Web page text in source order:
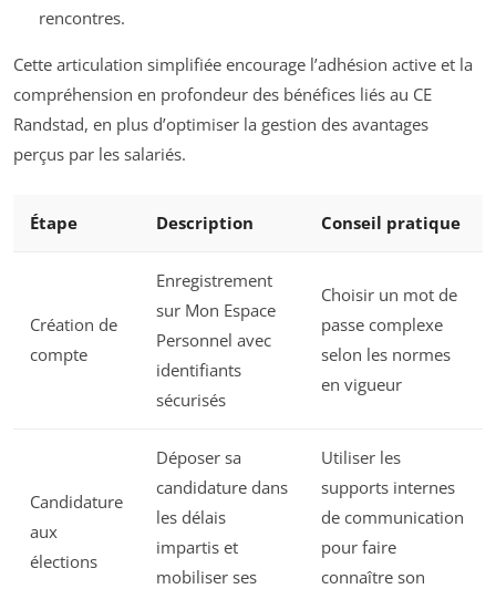
rencontres.
Cette articulation simplifiée encourage l’adhésion active et la
compréhension en profondeur des bénéfices liés au CE
Randstad, en plus d’optimiser la gestion des avantages
perçus par les salariés.
Étape Description Conseil pratique
Création de
compte
Enregistrement
sur Mon Espace
Personnel avec
identifiants
sécurisés
Choisir un mot de
passe complexe
selon les normes
en vigueur
Candidature
aux
élections
Déposer sa
candidature dans
les délais
impartis et
mobiliser ses
Utiliser les
supports internes
de communication
pour faire
connaître son